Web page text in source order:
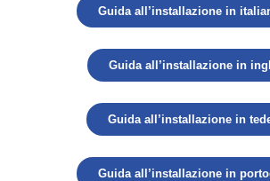
Guida all’installazione in
Guida all’installazione in
Guida all’installazione in
Guida all’installazione in